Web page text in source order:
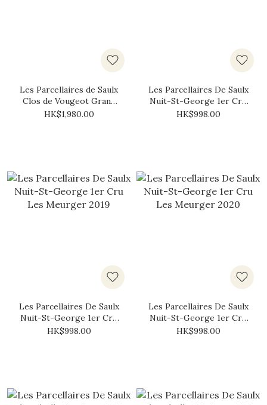
Les Parcellaires de Saulx
Clos de Vougeot Grand
Cru 2018
HK$1,980.00
Les Parcellaires De Saulx
Nuit-St-George 1er Cru
Les Meurger 2018
HK$998.00
Les Parcellaires De Saulx
Nuit-St-George 1er Cru
Les Meurger 2019
HK$998.00
Les Parcellaires De Saulx
Nuit-St-George 1er Cru
Les Meurger 2020
HK$998.00